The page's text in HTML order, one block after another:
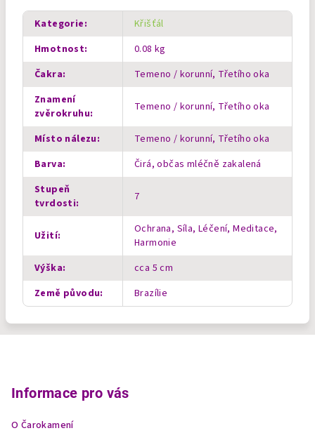
Kategorie:
Křišťál
Hmotnost:
0.08 kg
Čakra:
Temeno / korunní, Třetího oka
Znamení
zvěrokruhu: Temeno / korunní, Třetího oka
Místo nálezu:
Temeno / korunní, Třetího oka
Barva:
Čirá, občas mléčně zakalená
Stupeň
tvrdosti: 7
Užití:
Ochrana, Síla, Léčení, Meditace,
Harmonie
Výška:
cca 5 cm
Země původu: Brazílie
Informace pro vás
O Čarokamení